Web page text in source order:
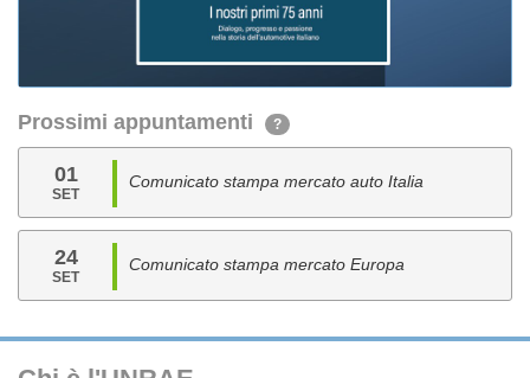
Prossimi appuntamenti ?
01
SET
Comunicato stampa mercato auto Italia
24
SET
Comunicato stampa mercato Europa